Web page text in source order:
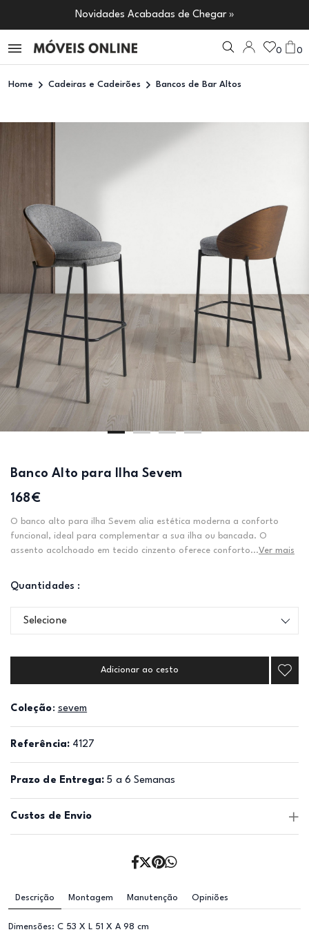
Novidades Acabadas de Chegar »
0 0
Home Cadeiras e Cadeirões Bancos de Bar Altos
Banco Alto para Ilha Sevem
168€
O banco alto para ilha Sevem alia estética moderna a conforto
funcional, ideal para complementar a sua ilha ou bancada. O
assento acolchoado em tecido cinzento oferece conforto...Ver mais
Quantidades :
Selecione
Adicionar ao cesto
Coleção: sevem
Referência: 4127
Prazo de Entrega: 5 a 6 Semanas
Custos de Envio
Descrição Montagem Manutenção Opiniões
Dimensões: C 53 X L 51 X A 98 cm